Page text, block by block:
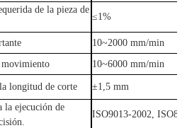
de la pieza de
≤1%
10~2000 mm/min
movimiento
10~6000 mm/min
longitud de corte
±1,5 mm
la ejecución de
ISO9013-2002,